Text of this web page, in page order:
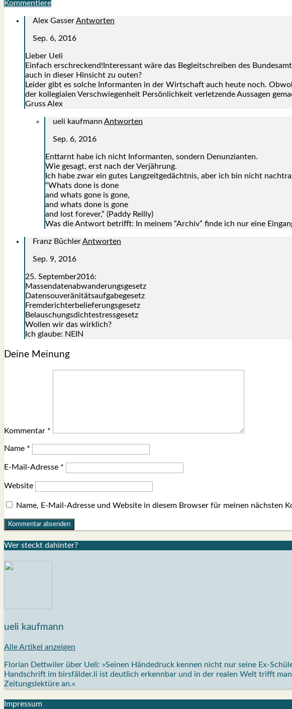
Kommentiere
Alex GasserAntworten
Sep. 6, 2016
Lie­ber Ueli
Ein­fach erschreckend!Interessant wäre das Begleit­schrei­ben des
auch in die­ser Hin­sicht zu outen?
Lei­der gibt es sol­che Infor­man­ten in der Wirt­schaft auch heu­te noch.
der kol­le­gia­len Ver­schwie­gen­heit Per­sön­lich­keit ver­let­zen­de Aus­sa­gen
Gruss Alex
ueli kaufmann Antworten
Sep. 6, 2016
Ent­tarnt habe ich nicht Infor­man­ten, son­dern Denun­zi­an­ten.
Wie gesagt, erst nach der Ver­jäh­rung.
Ich habe zwar ein gutes Lang­zeit­ge­dächt­nis, aber ich bin nicht
“Whats done is done
and whats gone is gone,
and whats done is gone
and lost fore­ver,” (Pad­dy Reil­ly)
Was die Ant­wort betrifft: In mei­nem “Archiv” fin­de ich nur eine
Franz BüchlerAntworten
Sep. 9, 2016
25. September2016:
Mas­sen­da­ten­ab­wan­de­rungs­ge­setz
Daten­sou­ve­rä­ni­täts­auf­ga­be­ge­setz
Frem­de­rich­ter­be­lie­fe­rungs­ge­setz
Belau­schungs­dich­te­stress­ge­setz
Wol­len wir das wirk­lich?
Ich glau­be: NEIN
Deine Meinung
Kommentar *
Name *
E-Mail-Adresse *
Website
Name, E-Mail-Adresse und Website in diesem Browser für meinen nächsten
Wer steckt dahin­ter?
ueli kaufmann
Alle Artikel anzeigen
Florian Dettwiler über Ueli: »Seinen Händedruck kennen nicht nur seine Ex-
Handschrift im birsfälder.li ist deutlich erkennbar und in der realen Welt trifft
Zeitungslektüre an.«
Impres­sum